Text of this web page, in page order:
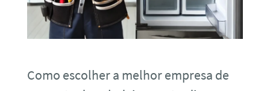
Como escolher a melhor empresa de